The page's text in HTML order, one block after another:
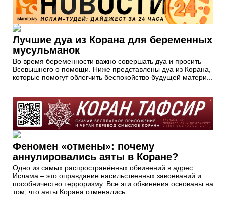
Лучшие дуа из Корана для беременных
мусульманок
Во время беременности важно совершать дуа и просить
Всевышнего о помощи. Ниже представлены дуа из Корана,
которые помогут облегчить беспокойство будущей матери...
Феномен «отмены»: почему
аннулировались аяты в Коране?
Одно из самых распространённых обвинений в адрес
Ислама – это оправдание насильственных завоеваний и
пособничество терроризму. Все эти обвинения основаны на
том, что аяты Корана отменялись..